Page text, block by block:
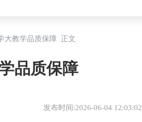
大教学品质保障 正文
品质保障
发布时间:2026-06-04 12:03:02